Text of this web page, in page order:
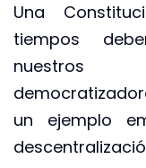
Una
tiempos
nuestros
un ejemplo